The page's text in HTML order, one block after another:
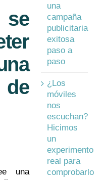
se
una
una
campaña
publicitaria
exitosa
paso a
paso
¿Los
móviles
nos
escuchan?
Hicimos
un
experimento
real para
comprobarlo